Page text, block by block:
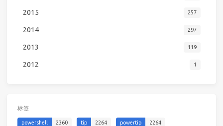
2015 257
2014 297
2013 119
2012 1
标签
powershell 2360 tip 2264 powertip 2264